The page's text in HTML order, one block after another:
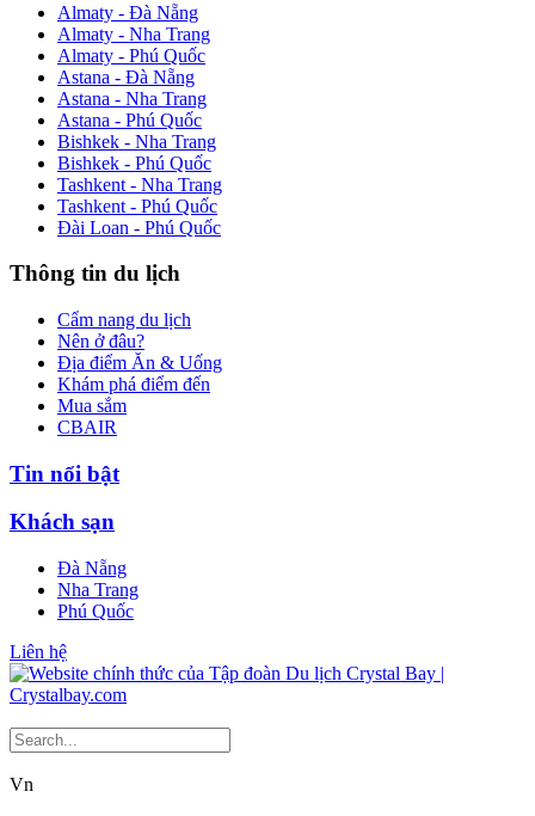
Almaty - Đà Nẵng
Almaty - Nha Trang
Almaty - Phú Quốc
Astana - Đà Nẵng
Astana - Nha Trang
Astana - Phú Quốc
Bishkek - Nha Trang
Bishkek - Phú Quốc
Tashkent - Nha Trang
Tashkent - Phú Quốc
Đài Loan - Phú Quốc
Thông tin du lịch
Cẩm nang du lịch
Nên ở đâu?
Địa điểm Ăn & Uống
Khám phá điểm đến
Mua sắm
CBAIR
Tin nổi bật
Khách sạn
Đà Nẵng
Nha Trang
Phú Quốc
Liên hệ
Vn